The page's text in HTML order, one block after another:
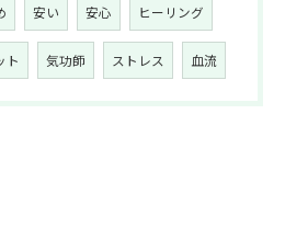
安い 安心 ヒーリング
ト 気功師 ストレス 血流